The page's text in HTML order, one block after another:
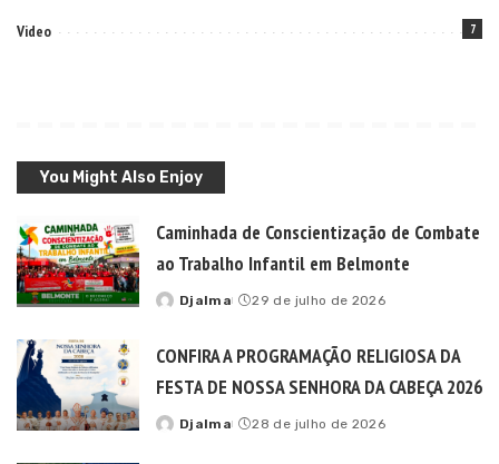
Video 7
You Might Also Enjoy
Caminhada de Conscientização de Combate
ao Trabalho Infantil em Belmonte
Posted
Djalma 29 de julho de 2026
CONFIRA A PROGRAMAÇÃO RELIGIOSA DA
FESTA DE NOSSA SENHORA DA CABEÇA 2026
Posted
Djalma 28 de julho de 2026